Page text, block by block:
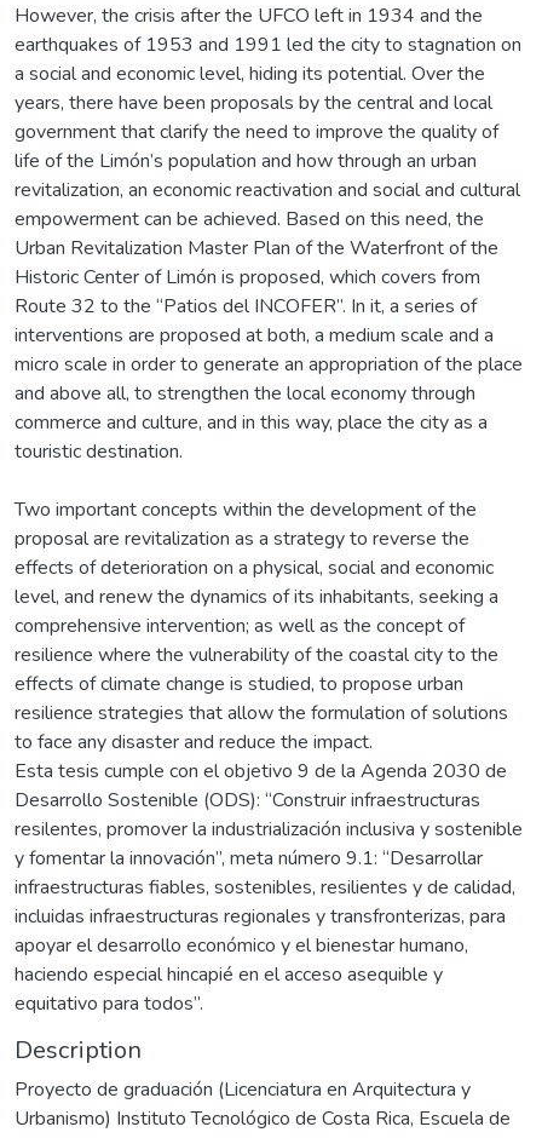
However, the crisis after the UFCO left in 1934 and the
earthquakes of 1953 and 1991 led the city to stagnation on
a social and economic level, hiding its potential. Over the
years, there have been proposals by the central and local
government that clarify the need to improve the quality of
life of the Limón’s population and how through an urban
revitalization, an economic reactivation and social and cultural
empowerment can be achieved. Based on this need, the
Urban Revitalization Master Plan of the Waterfront of the
Historic Center of Limón is proposed, which covers from
Route 32 to the “Patios del INCOFER”. In it, a series of
interventions are proposed at both, a medium scale and a
micro scale in order to generate an appropriation of the place
and above all, to strengthen the local economy through
commerce and culture, and in this way, place the city as a
touristic destination.
Two important concepts within the development of the
proposal are revitalization as a strategy to reverse the
effects of deterioration on a physical, social and economic
level, and renew the dynamics of its inhabitants, seeking a
comprehensive intervention; as well as the concept of
resilience where the vulnerability of the coastal city to the
effects of climate change is studied, to propose urban
resilience strategies that allow the formulation of solutions
to face any disaster and reduce the impact.
Esta tesis cumple con el objetivo 9 de la Agenda 2030 de
Desarrollo Sostenible (ODS): “Construir infraestructuras
resilentes, promover la industrialización inclusiva y sostenible
y fomentar la innovación”, meta número 9.1: “Desarrollar
infraestructuras fiables, sostenibles, resilientes y de calidad,
incluidas infraestructuras regionales y transfronterizas, para
apoyar el desarrollo económico y el bienestar humano,
haciendo especial hincapié en el acceso asequible y
equitativo para todos”.
Description
Proyecto de graduación (Licenciatura en Arquitectura y
Urbanismo) Instituto Tecnológico de Costa Rica, Escuela de